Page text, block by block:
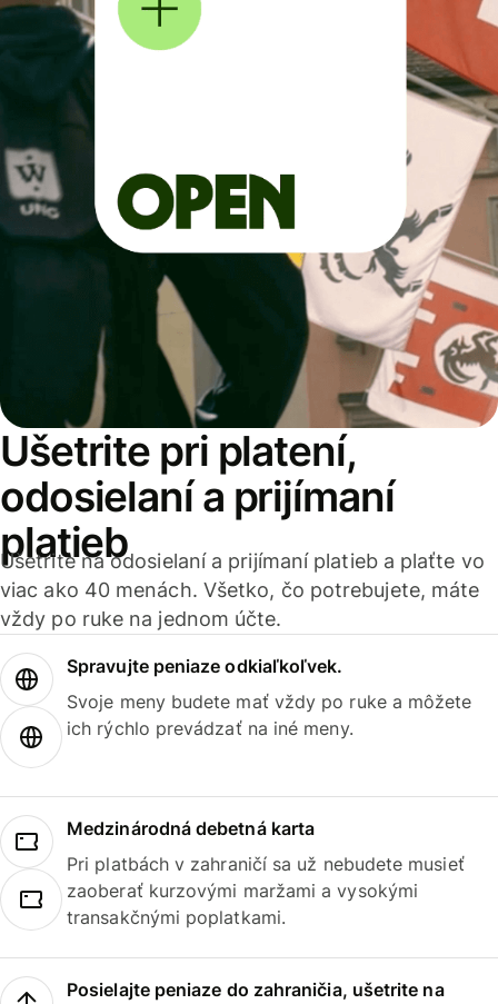
Ušetrite pri platení,
odosielaní a prijímaní
platieb
Ušetrite na odosielaní a prijímaní platieb a plaťte vo
viac ako 40 menách. Všetko, čo potrebujete, máte
vždy po ruke na jednom účte.
Spravujte peniaze odkiaľkoľvek.
Svoje meny budete mať vždy po ruke a môžete
ich rýchlo prevádzať na iné meny.
Medzinárodná debetná karta
Pri platbách v zahraničí sa už nebudete musieť
zaoberať kurzovými maržami a vysokými
transakčnými poplatkami.
Posielajte peniaze do zahraničia, ušetrite na